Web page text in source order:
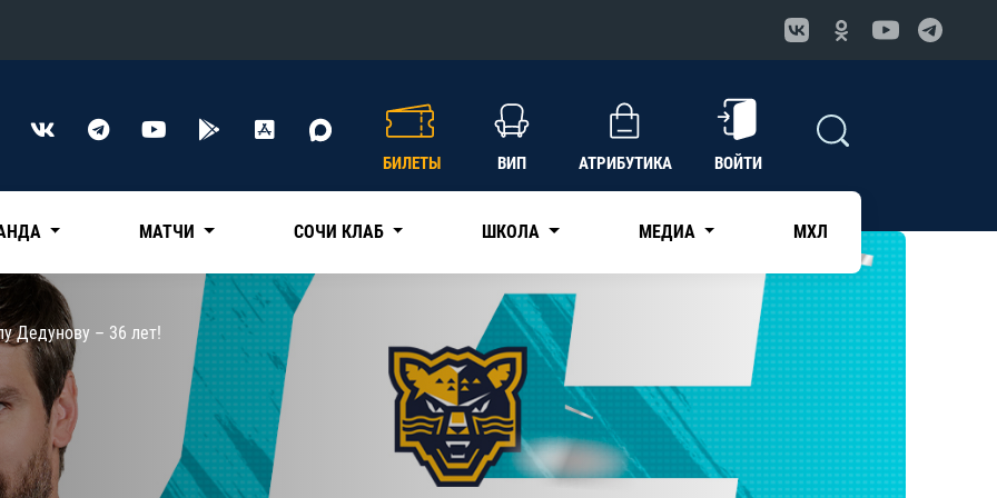
Конференция «Восток»
Трактор
Дивизион Чернышева
Авангард
КХЛ
БИЛЕТЫ ВИП АТРИБУТИКА ВОЙТИ
МАТЧИ СОЧИ КЛАБ ШКОЛА МЕДИА МХЛ
Дедунову – 36 лет!